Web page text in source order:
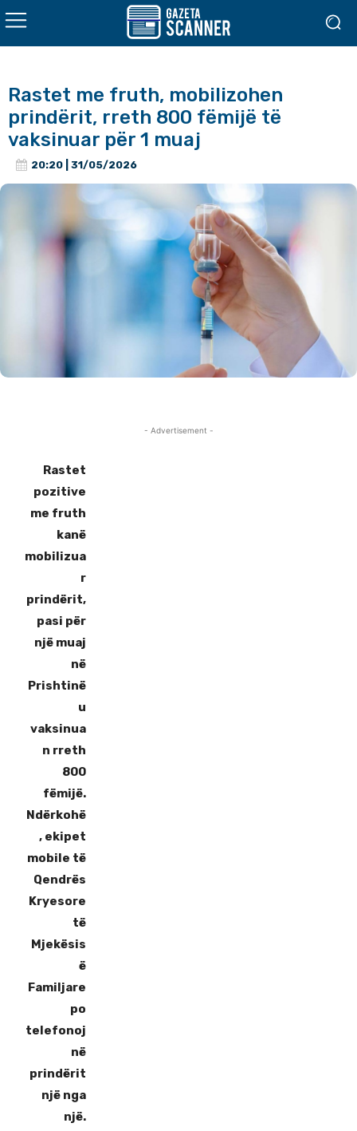
Rastet me fruth, mobilizohen
prindërit, rreth 800 fëmijë të
vaksinuar për 1 muaj
20:20 | 31/05/2026
- Advertisement -
Rastet
pozitive
me fruth
kanë
mobilizua
r
prindërit,
pasi për
një muaj
në
Prishtinë
u
vaksinua
n rreth
800
fëmijë.
Ndërkohë
, ekipet
mobile të
Qendrës
Kryesore
të
Mjekësis
ë
Familjare
po
telefonoj
në
prindërit
një nga
një.